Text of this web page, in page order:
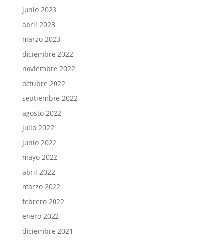
junio 2023
abril 2023
marzo 2023
diciembre 2022
noviembre 2022
octubre 2022
septiembre 2022
agosto 2022
julio 2022
junio 2022
mayo 2022
abril 2022
marzo 2022
febrero 2022
enero 2022
diciembre 2021